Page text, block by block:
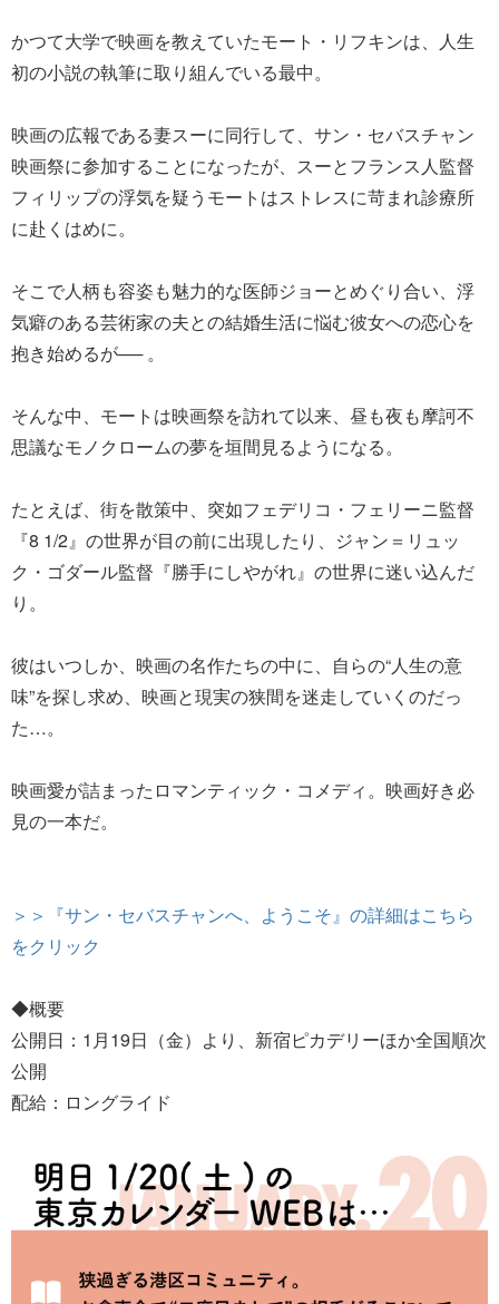
かつて大学で映画を教えていたモート・リフキンは、人生
初の小説の執筆に取り組んでいる最中。
映画の広報である妻スーに同行して、サン・セバスチャン
映画祭に参加することになったが、スーとフランス人監督
フィリップの浮気を疑うモートはストレスに苛まれ診療所
に赴くはめに。
そこで人柄も容姿も魅力的な医師ジョーとめぐり合い、浮
気癖のある芸術家の夫との結婚生活に悩む彼女への恋心を
抱き始めるが── 。
そんな中、モートは映画祭を訪れて以来、昼も夜も摩訶不
思議なモノクロームの夢を垣間見るようになる。
たとえば、街を散策中、突如フェデリコ・フェリーニ監督
『8 1/2』の世界が目の前に出現したり、ジャン＝リュッ
ク・ゴダール監督『勝手にしやがれ』の世界に迷い込んだ
り。
彼はいつしか、映画の名作たちの中に、自らの“人生の意
味”を探し求め、映画と現実の狭間を迷走していくのだっ
た…。
映画愛が詰まったロマンティック・コメディ。映画好き必
見の一本だ。
＞＞『サン・セバスチャンへ、ようこそ』の詳細はこちら
をクリック
◆概要
公開日：1月19日（金）より、新宿ピカデリーほか全国順次
公開
配給：ロングライド